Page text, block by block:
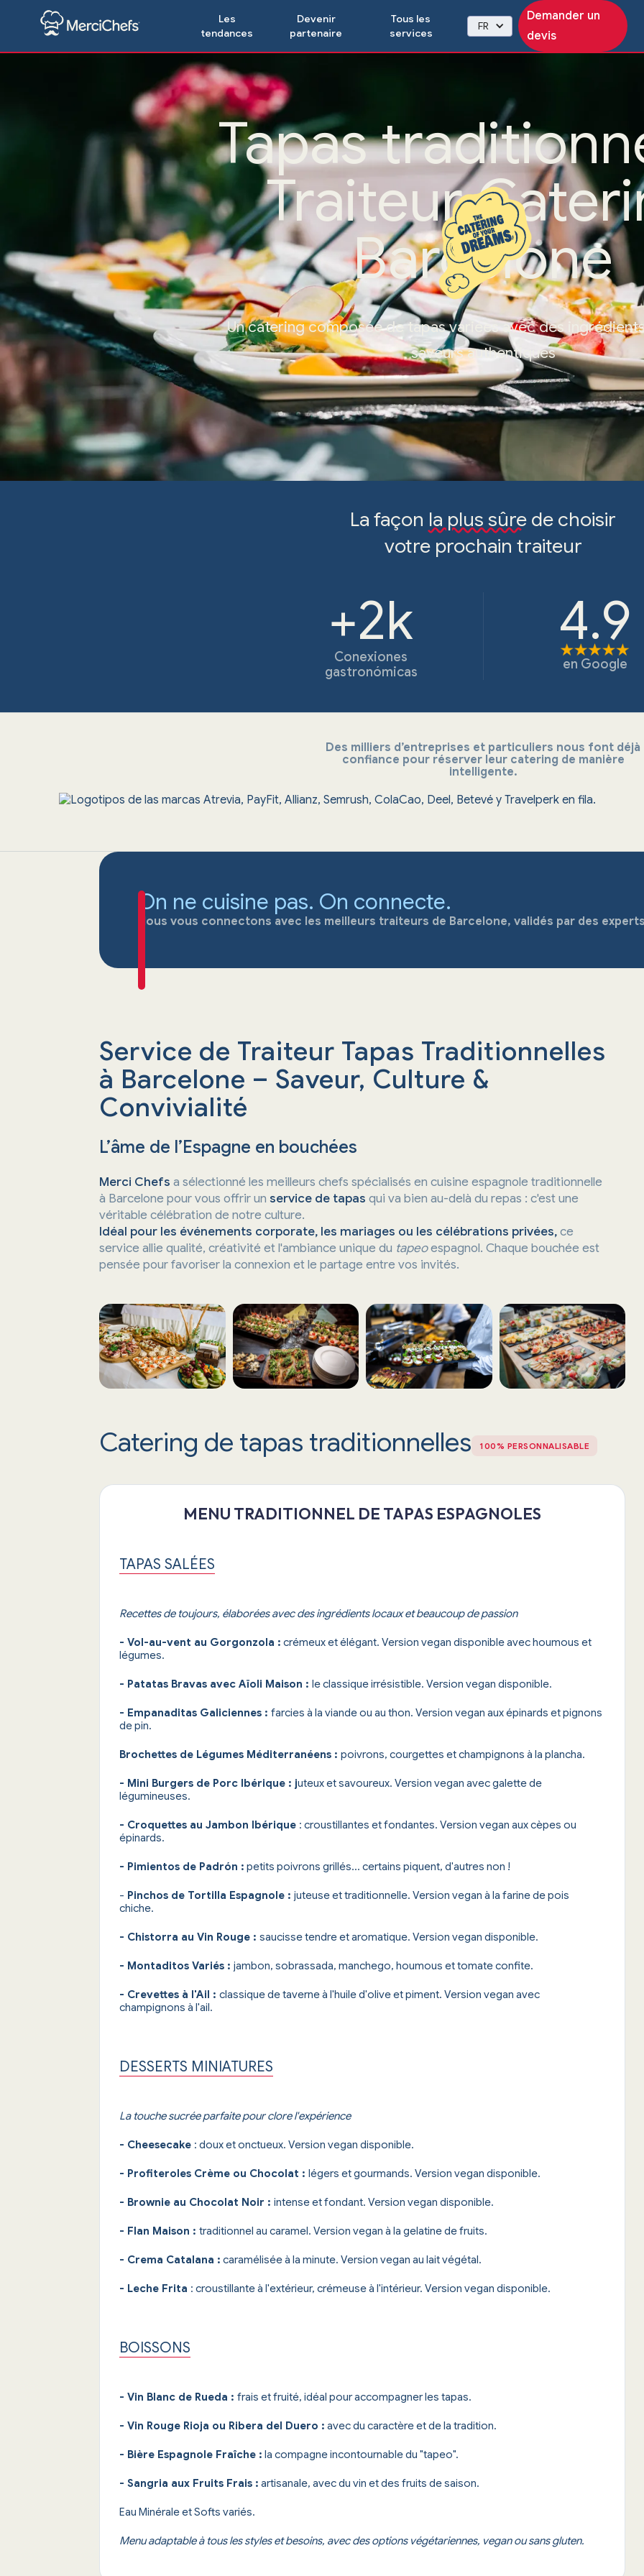
Les
tendances
Devenir
partenaire
Tous les
services
FR
Demander un
devis
Tapas
Traiteur
Barcelone
Un catering composée de tapas variées avec des
saveurs authentiques
La façon la plus sûre de choisir
votre prochain traiteur
+2k
Conexiones
gastronómicas
4.9
en Google
Des milliers d’entreprises et particuliers nous font déjà
confiance pour réserver leur catering de manière
intelligente.
On ne cuisine pas. On connecte.
Nous vous connectons avec les meilleurs traiteurs de Barcelone, validés par des
Service de Traiteur Tapas Traditionnelles
à Barcelone – Saveur, Culture &
Convivialité
L’âme de l’Espagne en bouchées
Merci Chefs a sélectionné les meilleurs chefs spécialisés en cuisine espagnole traditionnelle
à Barcelone pour vous offrir un service de tapas qui va bien au-delà du repas : c'est une
véritable célébration de notre culture.
Idéal pour les événements corporate, les mariages ou les célébrations privées,ce
service allie qualité, créativité et l'ambiance unique du tapeoespagnol. Chaque bouchée est
pensée pour favoriser la connexion et le partage entre vos invités.
Catering de tapas traditionnelles 100% PERSONNALISABLE
MENU TRADITIONNEL DE TAPAS ESPAGNOLES
TAPAS SALÉES
Recettes de toujours, élaborées avec des ingrédients locaux et beaucoup de passion
- Vol-au-vent au Gorgonzola : crémeux et élégant. Version vegan disponible avec houmous et
légumes.
- Patatas Bravas avec Aïoli Maison : le classique irrésistible. Version vegan disponible.
- Empanaditas Galiciennes : farcies à la viande ou au thon. Version vegan aux épinards et pignons
de pin.
Brochettes de Légumes Méditerranéens : poivrons, courgettes et champignons à la plancha.
- Mini Burgers de Porc Ibérique : juteux et savoureux. Version vegan avec galette de
légumineuses.
- Croquettes au Jambon Ibérique : croustillantes et fondantes. Version vegan aux cèpes ou
épinards.
- Pimientos de Padrón : petits poivrons grillés... certains piquent, d'autres non !
- Pinchos de Tortilla Espagnole : juteuse et traditionnelle. Version vegan à la farine de pois
chiche.
- Chistorra au Vin Rouge : saucisse tendre et aromatique. Version vegan disponible.
- Montaditos Variés : jambon, sobrassada, manchego, houmous et tomate confite.
- Crevettes à l'Ail : classique de taverne à l'huile d'olive et piment. Version vegan avec
champignons à l'ail.
DESSERTS MINIATURES
La touche sucrée parfaite pour clore l'expérience
- Cheesecake : doux et onctueux. Version vegan disponible.
- Profiteroles Crème ou Chocolat : légers et gourmands. Version vegan disponible.
- Brownie au Chocolat Noir : intense et fondant. Version vegan disponible.
- Flan Maison : traditionnel au caramel. Version vegan à la gelatine de fruits.
- Crema Catalana : caramélisée à la minute. Version vegan au lait végétal.
- Leche Frita : croustillante à l'extérieur, crémeuse à l'intérieur. Version vegan disponible.
BOISSONS
- Vin Blanc de Rueda : frais et fruité, idéal pour accompagner les tapas.
- Vin Rouge Rioja ou Ribera del Duero : avec du caractère et de la tradition.
- Bière Espagnole Fraîche : la compagne incontournable du "tapeo".
- Sangria aux Fruits Frais : artisanale, avec du vin et des fruits de saison.
Eau Minérale et Softs variés.
Menu adaptable à tous les styles et besoins, avec des options végétariennes, vegan ou sans gluten.